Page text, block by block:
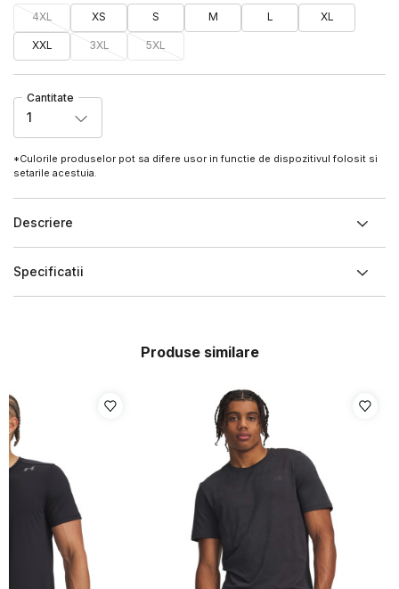
4XL XS S M L XL
XXL 3XL 5XL
Cantitate
1
*Culorile produselor pot sa difere usor in functie de dispozitivul folosit si
setarile acestuia.
Descriere
Specificatii
Produse similare